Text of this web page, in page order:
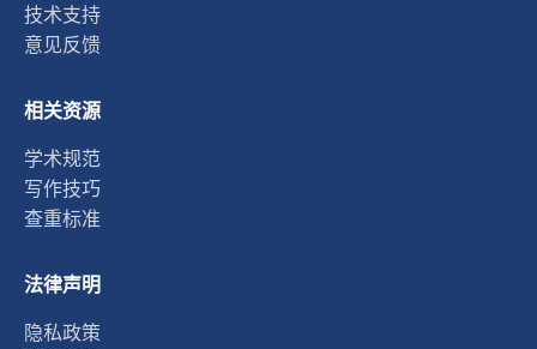
技术支持
意见反馈
相关资源
学术规范
写作技巧
查重标准
法律声明
隐私政策